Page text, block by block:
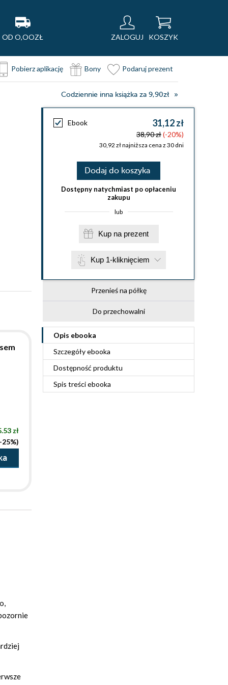
OD O,OOZŁ ZALOGUJ KOSZYK
Pobierz aplikację Bony Podaruj prezent
Codziennie inna książka za 9,90zł
Ebook 31,12 zł
38,90 zł(-20%)
30,92 zł najniższa cena z 30 dni
Dodaj do koszyka
Dostępny natychmiast po opłaceniu
zakupu
lub
Kup na prezent
Kup 1-kliknięciem
Przenieś na półkę
Do przechowalni
Opis ebooka
Szczegółyebooka
Dostępność produktu
Spis treściebooka
zł
25%)